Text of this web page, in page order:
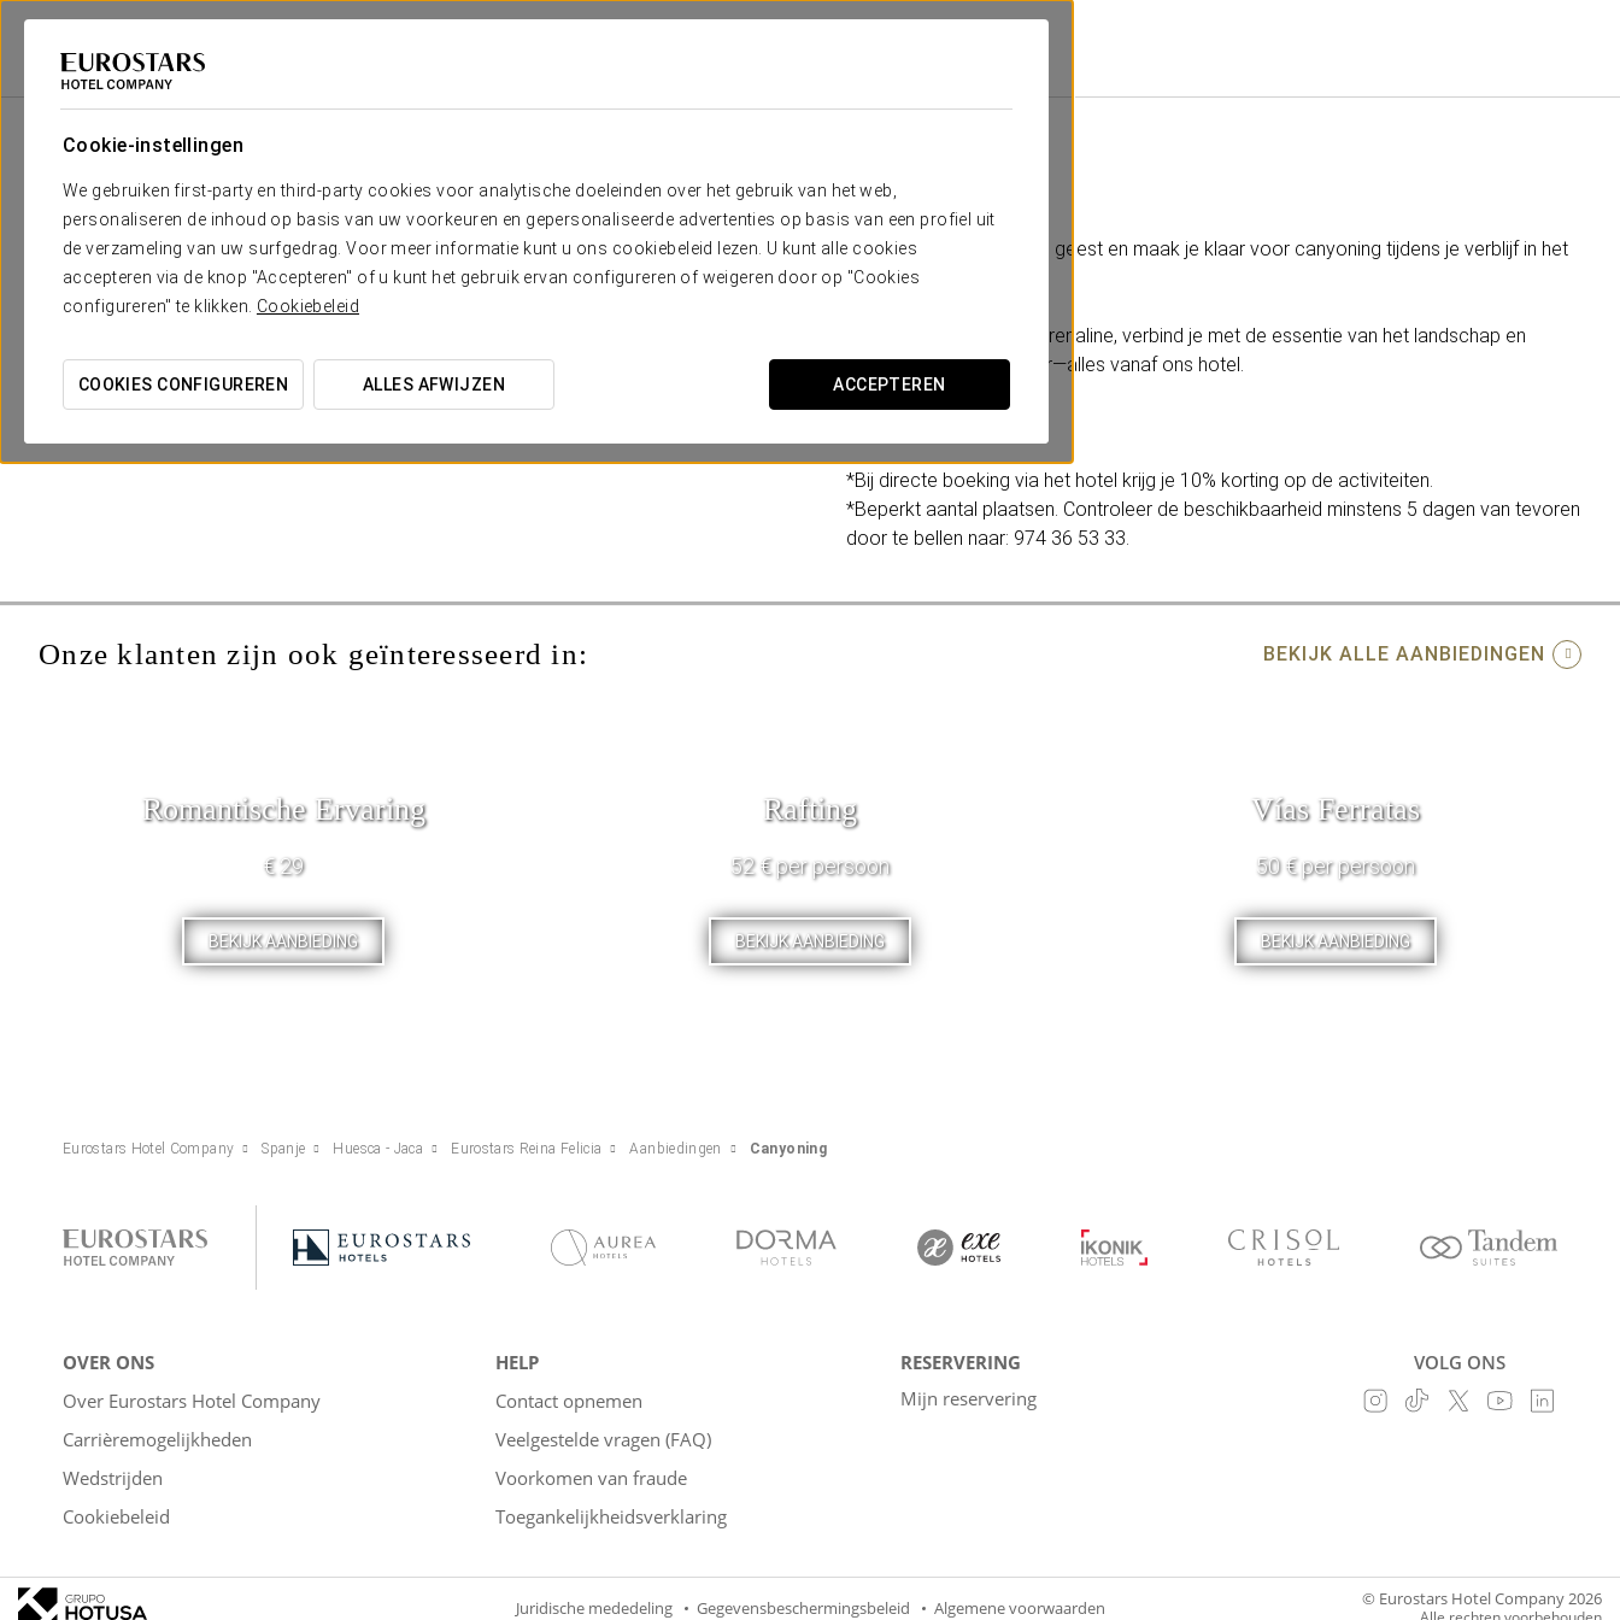
Cookie-instellingen
We gebruiken first-party en third-party cookies voor analytische doeleinden over het gebruik van het web,
personaliseren de inhoud op basis van uw voorkeuren en gepersonaliseerde advertenties op basis van een profiel uit
de verzameling van uw surfgedrag. Voor meer informatie kunt u ons cookiebeleid lezen. U kunt alle cookies
accepteren via de knop "Accepteren" of u kunt het gebruik ervan configureren of weigeren door op "Cookies
configureren" te klikken. Cookiebeleid
COOKIES CONFIGUREREN ALLES AFWIJZEN ACCEPTEREN
Eurostars Hotel Company
Canyoning
Ontwaak je avontuurlijke geest en maak je klaar voor canyoning tijdens je verblijf in het
Eurostars Reina Felicia.
Geniet van een dosis adrenaline, verbind je met de essentie van het landschap en
ontdek de wildste natuur—alles vanaf ons hotel.
*Bij directe boeking via het hotel krijg je 10% korting op de activiteiten.
*Beperkt aantal plaatsen. Controleer de beschikbaarheid minstens 5 dagen van tevoren
door te bellen naar: 974 36 53 33.
Onze klanten zijn ook geïnteresseerd in: BEKIJK ALLE AANBIEDINGEN
Romantische Ervaring
€ 29
BEKIJK AANBIEDING
Rafting
52 € per persoon
BEKIJK AANBIEDING
Vías Ferratas
50 € per persoon
BEKIJK AANBIEDING
Eurostars Hotel Company Spanje Huesca - Jaca Eurostars Reina Felicia Aanbiedingen Canyoning
OVER ONS
Over Eurostars Hotel Company
Carrièremogelijkheden
Wedstrijden
Cookiebeleid
HELP
Contact opnemen
Veelgestelde vragen (FAQ)
Voorkomen van fraude
Toegankelijkheidsverklaring
RESERVERING
Mijn reservering
VOLG ONS
Juridische mededeling Gegevensbeschermingsbeleid Algemene voorwaarden © Eurostars Hotel Company 2026